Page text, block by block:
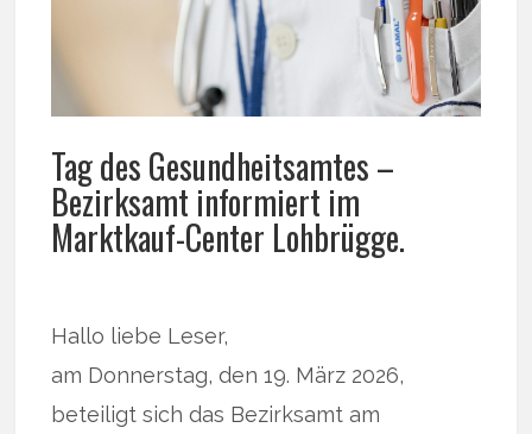
Tag des Gesundheitsamtes –
Bezirksamt informiert im
Marktkauf-Center Lohbrügge.
Hallo liebe Leser,
am Donnerstag, den 19. März 2026,
beteiligt sich das Bezirksamt am